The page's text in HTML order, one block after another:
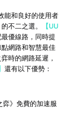
能和良好的使用者
不二之選。
【UU
優線路，同時提
網路和智慧最佳
時的網路延遲，
還有以下優勢：
弈》免費的加速服